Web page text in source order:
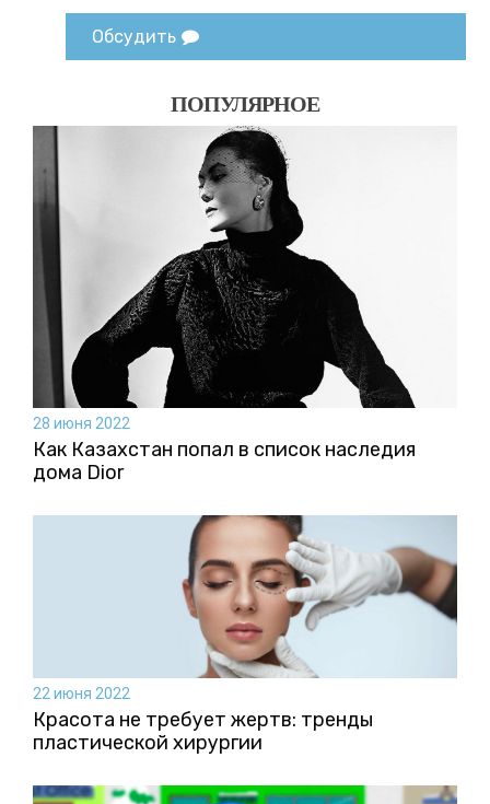
Обсудить
ПОПУЛЯРНОЕ
28 июня 2022
Как Казахстан попал в список наследия
дома Dior
22 июня 2022
Красота не требует жертв: тренды
пластической хирургии